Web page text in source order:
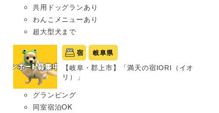
共用ドッグランあり
わんこメニューあり
超大型犬まで
宿 岐阜県
【岐阜・郡上市】「満天の宿IORI（イオ
リ）」
グランピング
同室宿泊OK